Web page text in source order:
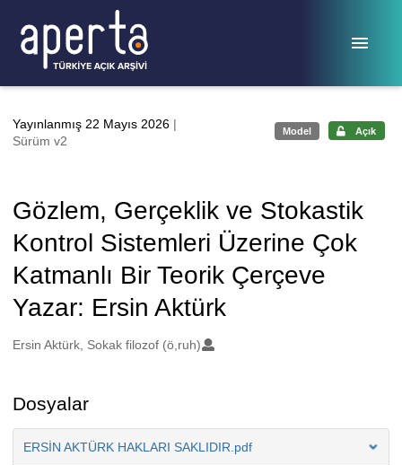
Yayınlanmış 22 Mayıs 2026 |
Sürüm v2
Model Açık
Gözlem, Gerçeklik ve Stokastik
Kontrol Sistemleri Üzerine Çok
Katmanlı Bir Teorik Çerçeve
Yazar: Ersin Aktürk
Oluşturanlar
Ersin Aktürk, Sokak filozof (ö,ruh)
Dosyalar
ERSİN AKTÜRK HAKLARI SAKLIDIR.pdf